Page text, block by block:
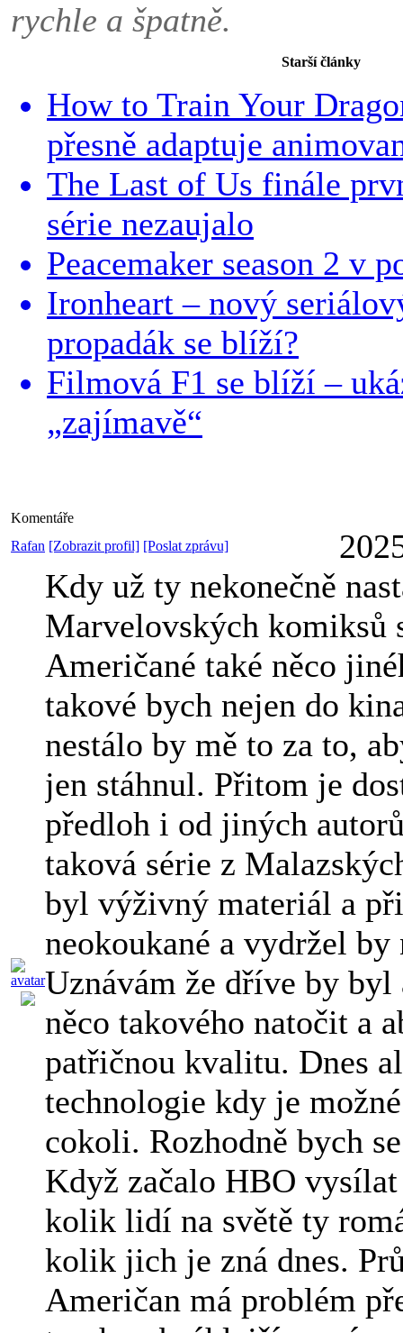
rychle a špatně.
Starší články
How to Train Your
přesně adaptuje
The Last of Us finále
série nezaujalo
Peacemaker season 2 v
Ironheart – nový
propadák se blíží?
Filmová F1 se blíží –
„zajímavě“
Komentáře
Rafan [Zobrazit profil] [Poslat zprávu]
Kdy už ty nekonečně
Marvelovských komiksů
Američané také něco
takové bych nejen do
nestálo by mě to za to,
jen stáhnul. Přitom je
předloh i od jiných
taková série z
byl výživný materiál a
neokoukané a vydržel by
Uznávám že dříve by byl
něco takového natočit a
patřičnou kvalitu. Dnes
technologie kdy je
cokoli. Rozhodně bych
Když začalo HBO
kolik lidí na světě ty
kolik jich je zná dnes.
Američan má problém